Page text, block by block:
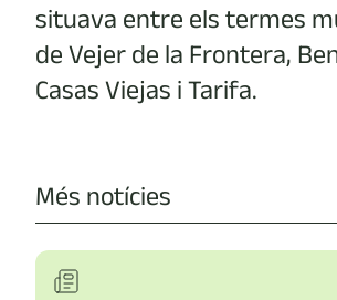
situava entre els termes
de Vejer de la Frontera,
Casas Viejas i Tarifa.
Més notícies